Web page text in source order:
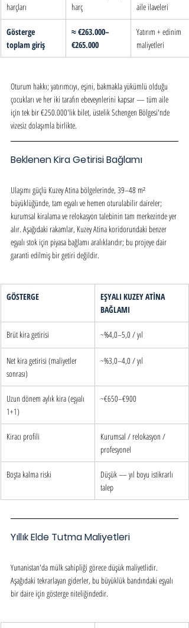
harçları
harç
aile ilaveleri
Gösterge
toplam giriş
≈ €263.000–
€265.000
Yatırım + edinim
maliyetleri
Oturum hakkı; yatırımcıyı, eşini, bakmakla yükümlü olduğu
çocukları ve her iki tarafın ebeveynlerini kapsar — tüm aile
için tek bir €250.000'lik bilet, üstelik Schengen Bölgesi'nde
vizesiz dolaşımla birlikte.
Beklenen Kira Getirisi Bağlamı
Ulaşımı güçlü Kuzey Atina bölgelerinde, 39–48 m²
büyüklüğünde, tam eşyalı ve hemen oturulabilir daireler;
kurumsal kiralama ve relokasyon talebinin tam merkezinde yer
alır. Aşağıdaki rakamlar, Kuzey Atina koridorundaki benzer
eşyalı stok için piyasa bağlamı aralıklarıdır; bu projeye dair
garanti edilmiş bir getiri değildir.
GÖSTERGE
EŞYALI KUZEY ATİNA
BAĞLAMI
Brüt kira getirisi ~%4,0–5,0 / yıl
Net kira getirisi (maliyetler
sonrası)
~%3,0–4,0 / yıl
Uzun dönem aylık kira (eşyalı
1+1)
~€650–€900
Kiracı profili
Kurumsal / relokasyon /
profesyonel
Boşta kalma riski
Düşük — yıl boyu istikrarlı
talep
Yıllık Elde Tutma Maliyetleri
Yunanistan'da mülk sahipliği görece düşük maliyetlidir.
Aşağıdaki tekrarlayan giderler, bu büyüklük bandındaki eşyalı
bir daire için gösterge niteliğindedir.